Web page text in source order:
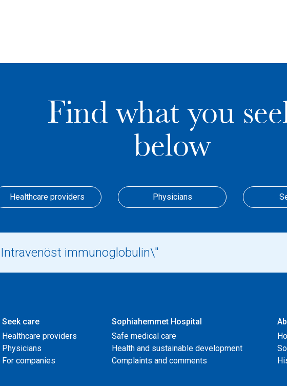
Find what you
below
Healthcare providers Physicians
Seek care
Healthcare providers
Physicians
For companies
Sophiahemmet Hospital
Safe medical care
Health and sustainable development
Complaints and comments